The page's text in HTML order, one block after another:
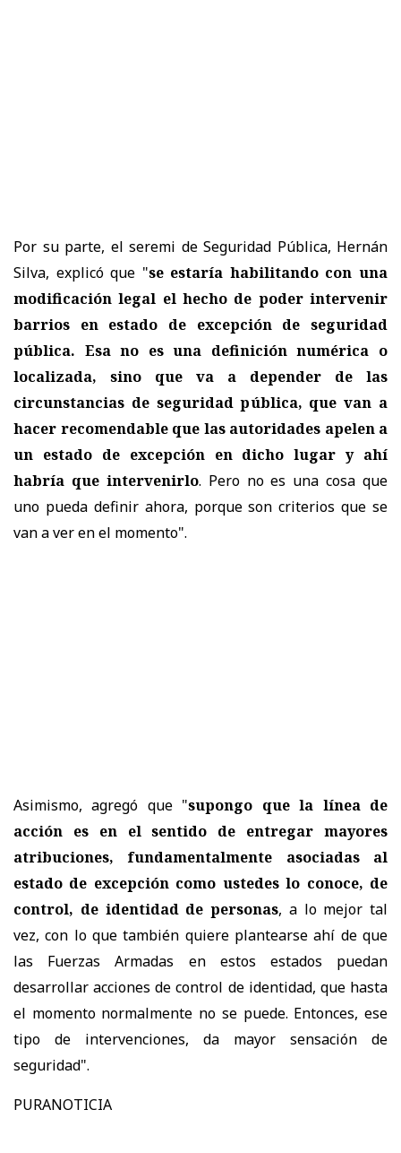
Por su parte, el seremi de Seguridad Pública, Hernán
Silva, explicó que "se estaría habilitando con una
modificación legal el hecho de poder intervenir
barrios en estado de excepción de seguridad
pública. Esa no es una definición numérica o
localizada, sino que va a depender de las
circunstancias de seguridad pública, que van a
hacer recomendable que las autoridades apelen a
un estado de excepción en dicho lugar y ahí
habría que intervenirlo. Pero no es una cosa que
uno pueda definir ahora, porque son criterios que se
van a ver en el momento".
Asimismo, agregó que "supongo que la línea de
acción es en el sentido de entregar mayores
atribuciones, fundamentalmente asociadas al
estado de excepción como ustedes lo conoce, de
control, de identidad de personas, a lo mejor tal
vez, con lo que también quiere plantearse ahí de que
las Fuerzas Armadas en estos estados puedan
desarrollar acciones de control de identidad, que hasta
el momento normalmente no se puede. Entonces, ese
tipo de intervenciones, da mayor sensación de
seguridad".
PURANOTICIA